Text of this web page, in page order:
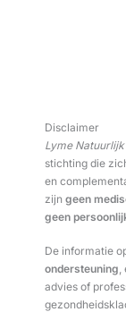
Disclaimer
Lyme
stichting die
en
zijn geen
geen
De informatie
ondersteuning
advies of